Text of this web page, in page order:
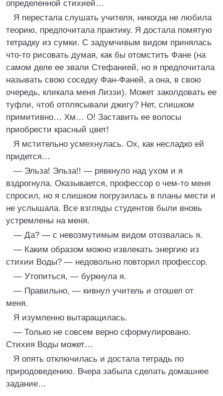
определенной стихией…
Я перестала слушать учителя, никогда не любила
теорию, предпочитала практику. Я достала помятую
тетрадку из сумки. С задумчивым видом принялась
что-то рисовать думая, как бы отомстить Фане (на
самом деле ее звали Стефанией, но я предпочитала
называть свою соседку Фан-Фаней, а она, в свою
очередь, кликала меня Лиззи). Может заколдовать ее
туфли, чтоб отплясывали джигу? Нет, слишком
примитивно… Хм… О! Заставить ее волосы
приобрести красный цвет!
Я мстительно усмехнулась. Ох, как несладко ей
придется…
— Эльза! Эльза!! — рявкнуло над ухом и я
вздрогнула. Оказывается, профессор о чем-то меня
спросил, но я слишком погрузилась в планы мести и
не услышала. Все взгляды студентов были вновь
устремлены на меня.
— Да? — с невозмутимым видом отозвалась я.
— Каким образом можно извлекать энергию из
стихии Воды? — недовольно повторил профессор.
— Утопиться, — буркнула я.
— Правильно, — кивнул учитель и отошел от
меня.
Я изумленно вытаращилась.
— Только не совсем верно сформулировано.
Стихия Воды может…
Я опять отключилась и достала тетрадь по
природоведению. Вчера забыла сделать домашнее
задание…